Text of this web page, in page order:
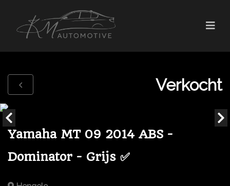
Verkocht
Yamaha MT 09 2014 ABS -
Dominator - Grijs ✅